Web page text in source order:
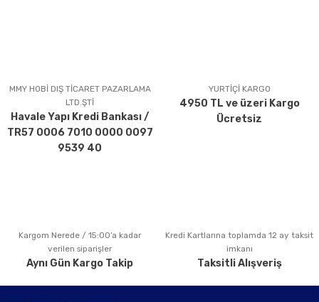
Ürün açıklamasında eksik bilgiler bulunuyor.
Ürün bilgilerinde hatalar bulunuyor.
Ürün fiyatı diğer sitelerden daha pahalı.
Bu ürüne benzer farklı alternatifler olmalı.
Gönder
MMY HOBİ DIŞ TİCARET PAZARLAMA
LTD.ŞTİ
Havale Yapı Kredi Bankası /
TR57 0006 7010 0000 0097
9539 40
YURTİÇİ KARGO
4950 TL ve üzeri Kargo
Ücretsiz
Kargom Nerede / 15:00’a kadar
verilen siparişler
Aynı Gün Kargo Takip
Kredi Kartlarına toplamda 12 ay taksit
imkanı
Taksitli Alışveriş